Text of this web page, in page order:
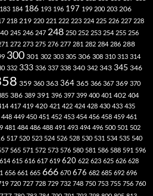
183 184 186 193 196 197 199 200 203 206
218 219 220 221 222 223 224 225 226 227 228
245 246 247 248 250 252 253 254 255 256
272 273 275 276 277 281 282 284 286 288
300 301 302 303 305 306 308 310 313 314
332 333 336 337 338 340 342 343 345 346
359 360 363 364 365 366 367 369 370
386 389 391 396 397 399 400 401 402 404
417 419 420 421 422 424 428 430 433 435
448 449 450 451 452 453 454 456 458 459 461
481 484 486 488 491 493 494 496 500 501 502
517 520 523 524 526 528 530 531 534 535 540
565 571 572 573 576 580 581 586 588 591 596
614 615 616 617 619 620 622 623 625 626 628
656 661 665 666 670 676 682 685 692 696
720 727 728 729 732 748 750 753 755 756 760